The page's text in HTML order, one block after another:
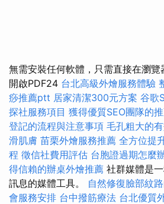
無需安裝任何軟體，只需直接在瀏
開啟PDF24 台北高級外燴服務體驗
痧推薦ptt 居家清潔300元方案 谷歌
探社服務項目 獲得優質SEO團隊的
登記的流程與注意事項 毛孔粗大的
滑肌膚 苗栗外燴服務推薦 全方位提
程 徵信社費用評估 台胞證過期怎麼
得信賴的辦桌外燴推薦 社群媒體是
訊息的媒體工具。 自然修復臉部紋
會服務安排 台中撥筋療法 台北優質